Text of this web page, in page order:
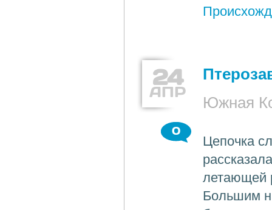
24
АПР
Южная
0
Цепочка
летающей
Большим